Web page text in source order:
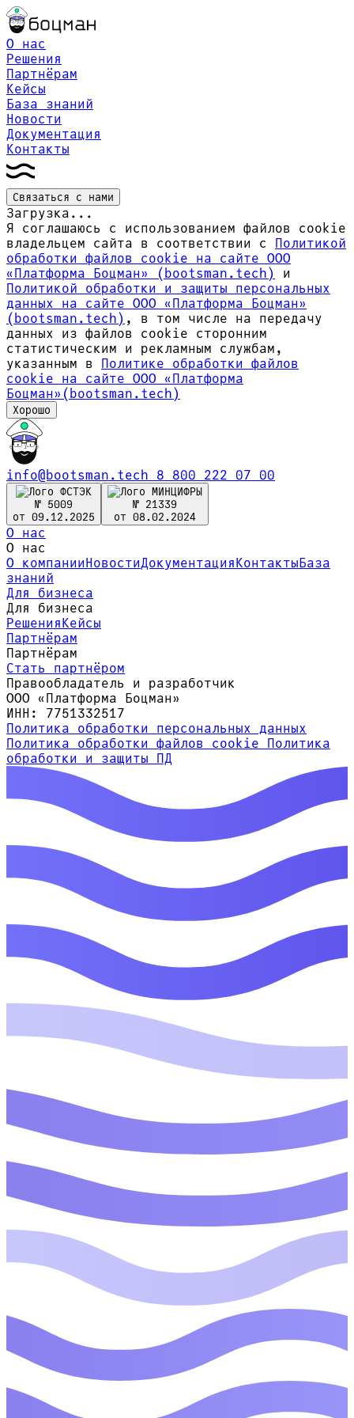
О нас
Решения
Партнёрам
Кейсы
База знаний
Новости
Документация
Контакты
Связаться с нами
Загрузка...
Я соглашаюсь с использованием файлов cookie
владельцем сайта в соответствии с Политикой
обработки файлов сookie на сайте ООО
«Платформа Боцман» (bootsman.tech)
и
Политикой обработки и защиты персональных
данных на сайте ООО «Платформа Боцман»
(bootsman.tech) , в том числе на передачу
данных из файлов cookie сторонним
статистическим и рекламным службам,
указанным в Политике обработки файлов
сookie на сайте ООО «Платформа
Боцман»(bootsman.tech)
Хорошо
info@bootsman.tech 8 800 222 07 00
№ 5009
от 09.12.2025
№ 21339
от 08.02.2024
О нас
О нас
О компанииНовостиДокументацияКонтактыБаза
знаний
Для бизнеса
Для бизнеса
РешенияКейсы
Партнёрам
Партнёрам
Стать партнёром
Правообладатель и разработчик
ООО «Платформа Боцман»
ИНН: 7751332517
Политика обработки персональных данных
Политика обработки файлов cookie Политика
обработки и защиты ПД